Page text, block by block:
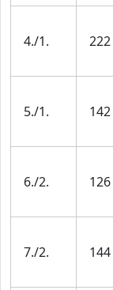
4./1. 222
5./1. 142
6./2. 126
7./2. 144